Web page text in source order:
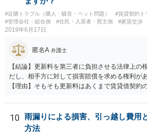
#近隣トラブル（隣人・騒音・ペット問題）
#賃貸契約ト
#管理会社・組合側
#住民・入居者・買主側 #家賃交渉
2019年6月17日
匿名A 弁護士
【結論】更新料を第三者に負担させる法律上の
だし、相手方に対して損害賠償を求める権利が
【理由】そもそも更新料はあくまで賃貸借契約
音ですが、まず「受忍限度論」という考え方が
説明します。 誰しも日々の生活をするにあた
機・風呂の水音など音を発生させるのはお互い
10
雨漏りによる損害、引っ越し費用
方法